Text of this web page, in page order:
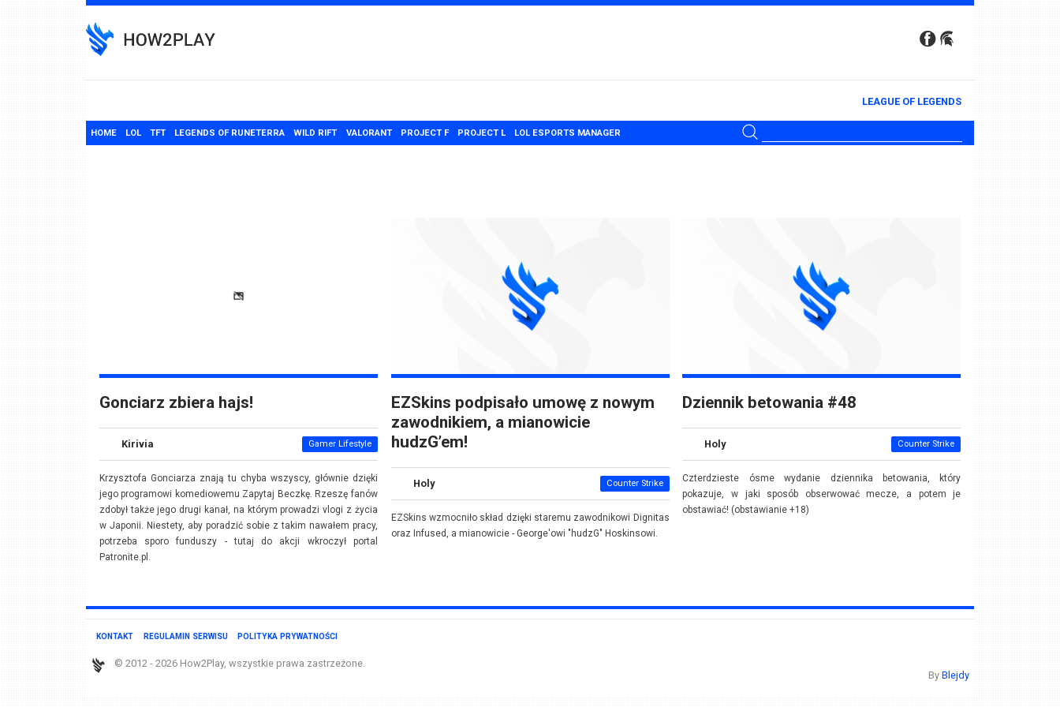
to
content
LEAGUE OF LEGENDS
HOME LOL TFT LEGENDS OF RUNETERRA WILD RIFT VALORANT PROJECT F PROJECT L LOL ESPORTS MANAGER
Gonciarz zbiera hajs!
Kirivia Gamer Lifestyle
Krzysztofa Gonciarza znają tu chyba wszyscy, głównie dzięki
jego programowi komediowemu Zapytaj Beczkę. Rzeszę fanów
zdobył także jego drugi kanał, na którym prowadzi vlogi z życia
w Japonii. Niestety, aby poradzić sobie z takim nawałem pracy,
potrzeba sporo funduszy - tutaj do akcji wkroczył portal
Patronite.pl.
EZSkins podpisało umowę z nowym
zawodnikiem, a mianowicie
hudzG’em!
Holy Counter Strike
EZSkins wzmocniło skład dzięki staremu zawodnikowi Dignitas
oraz Infused, a mianowicie - George'owi "hudzG" Hoskinsowi.
Dziennik betowania #48
Holy Counter Strike
Czterdzieste ósme wydanie dziennika betowania, który
pokazuje, w jaki sposób obserwować mecze, a potem je
obstawiać! (obstawianie +18)
KONTAKT REGULAMIN SERWISU POLITYKA PRYWATNOŚCI
© 2012 - 2026 How2Play, wszystkie prawa zastrzeżone.
By Blejdy